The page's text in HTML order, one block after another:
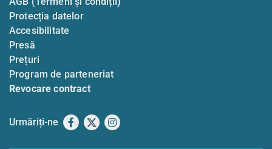
Protecția datelor
Accesibilitate
Presă
Prețuri
Program de parteneriat
Revocare contract
Urmăriți-ne Facebook
X Instagram